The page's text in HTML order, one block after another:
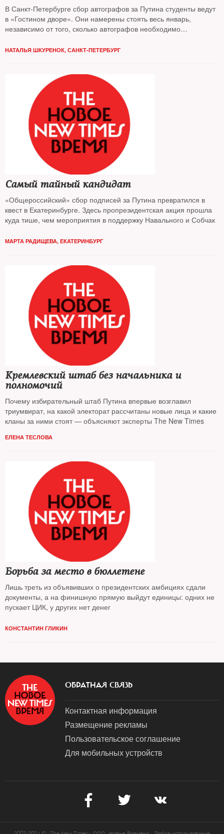
В Санкт-Петербурге сбор автографов за Путина студенты ведут
в «Гостином дворе». Они намерены стоять весь январь,
независимо от того, сколько автографов необходимо
НАТАЛЬЯ ШКУРЕНОК, САНКТ-ПЕТЕРБУРГ
Самый тайный кандидат
«Общероссийский» сбор подписей за Путина превратился в
квест в Екатеринбурге. Здесь пропрезидентская акция прошла
куда тише, чем мероприятия в поддержку Навального и Собчак
МАРТА РАДИЩЕВА, ЕКАТЕРИНБУРГ
Кремлевский штаб без начальника и
полномочий
Почему избирательный штаб Путина впервые возглавил
триумвират, на какой электорат рассчитаны новые лица и какие
кланы за ними стоят — объясняют эксперты The New Times
ЕЛЕНА ТЕСЛОВА
Борьба за место в бюллетене
Лишь треть из объявивших о президентских амбициях сдали
документы, а на финишную прямую выйдут единицы: одних не
пускает ЦИК, у других нет денег
КОНСТАНТИН ГЛИКИН
ОБРАТНАЯ СВЯЗЬ
Контактная информация
Размещение рекламы
Пользовательское соглашение
Для мобильных устройств